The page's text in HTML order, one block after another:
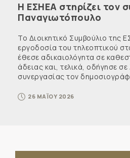
Η ΕΣΗΕΑ στηρίζει τον
Παναγιωτόπουλο
Το Διοικητικό Συμβούλιο της
εργοδοσία του τηλεοπτικού
έθεσε αδικαιολόγητα σε
άδειας και, τελικά, οδήγησε
συνεργασίας τον
26 ΜΑΪΟΥ 2026